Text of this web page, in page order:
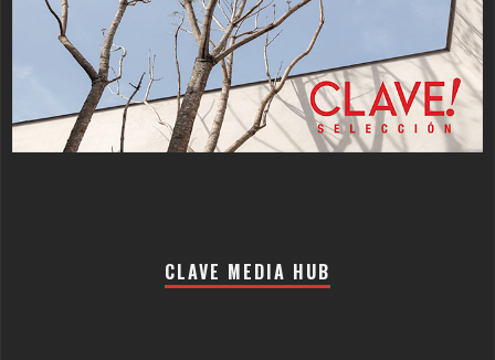
CLAVE MEDIA HUB